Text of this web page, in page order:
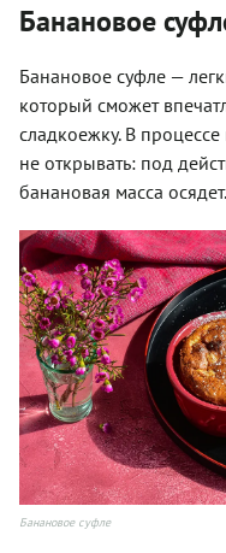
Банановое
Банановое суфле —
который сможет
сладкоежку. В
не открывать: под
банановая масса осядет.
Банановое суфле